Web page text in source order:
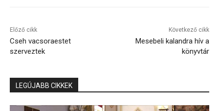
Előző cikk
Cseh vacsoraestet
szerveztek
Következő cikk
Mesebeli kalandra hív a
könyvtár
LEGÚJABB CIKKEK